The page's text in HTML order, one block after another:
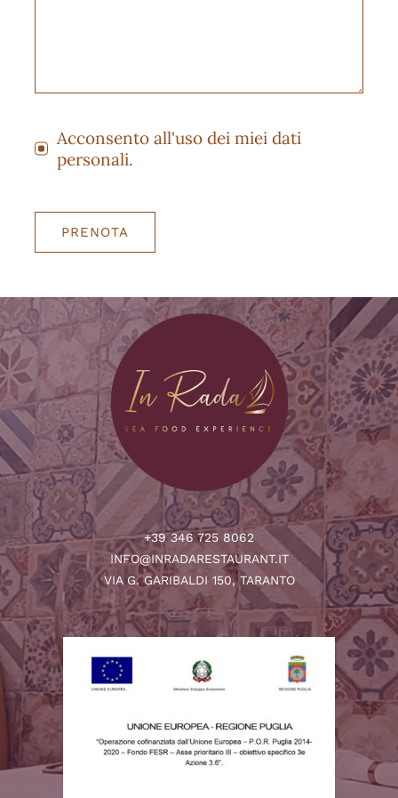
Acconsento all'uso dei miei dati
personali.
PRENOTA
+39 346 725 8062
INFO@INRADARESTAURANT.IT
VIA G. GARIBALDI 150, TARANTO